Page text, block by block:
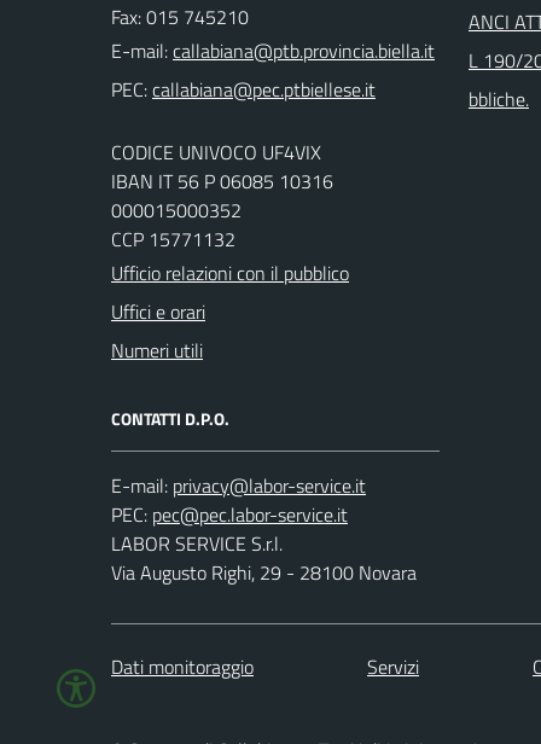
Fax: 015 745210
E-mail:
PEC:
CODICE UNIVOCO UF4VIX
IBAN IT 56 P 06085 10316
000015000352
CCP 15771132
Ufficio relazioni con il pubblico
Uffici e orari
Numeri utili
CONTATTI D.P.O.
E-mail:
PEC:
LABOR SERVICE S.r.l.
Via Augusto Righi, 29 - 28100 Novara
ANCI
L 190/
bbliche.
Dati monitoraggio Servizi